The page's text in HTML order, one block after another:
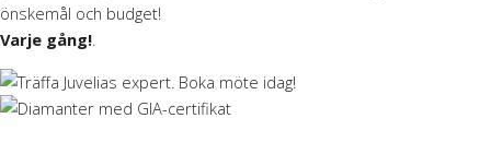
önskemål och budget!
Varje gång!.